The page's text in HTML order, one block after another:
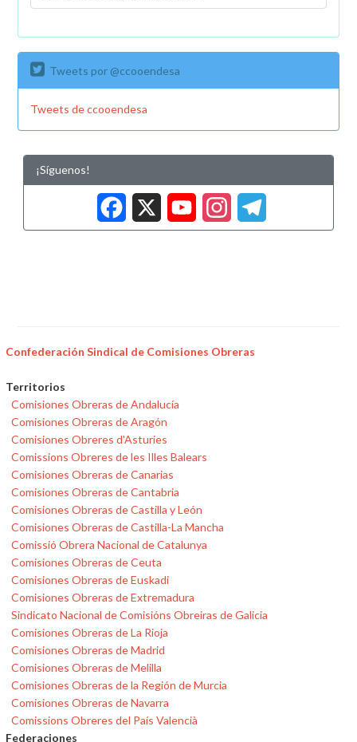
Tweets por @ccooendesa
Tweets de ccooendesa
¡Síguenos!
Facebook
X
Confederación Sindical de Comisiones Obreras
Territorios
Comisiones Obreras de Andalucía
Comisiones Obreras de Aragón
Comisiones Obreres d'Asturies
Comissions Obreres de les Illes Balears
Comisiones Obreras de Canarias
Comisiones Obreras de Cantabria
Comisiones Obreras de Castilla y León
Comisiones Obreras de Castilla-La Mancha
Comissió Obrera Nacional de Catalunya
Comisiones Obreras de Ceuta
Comisiones Obreras de Euskadi
Comisiones Obreras de Extremadura
Sindicato Nacional de Comisións Obreiras de Galicia
Comisiones Obreras de La Rioja
Comisiones Obreras de Madrid
Comisiones Obreras de Melilla
Comisiones Obreras de la Región de Murcia
Comisiones Obreras de Navarra
Comissions Obreres del País Valencià
Federaciones